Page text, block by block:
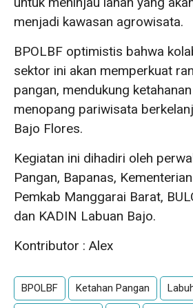
menjadi kawasan agrowisata.
BPOLBF optimistis bahwa
sektor ini akan memperkuat
pangan, mendukung
menopang pariwisata
Bajo Flores.
Kegiatan ini dihadiri oleh
Pangan, Bapanas,
Pemkab Manggarai Barat,
dan KADIN Labuan Bajo.
Kontributor : Alex
BPOLBF Ketahan Pangan